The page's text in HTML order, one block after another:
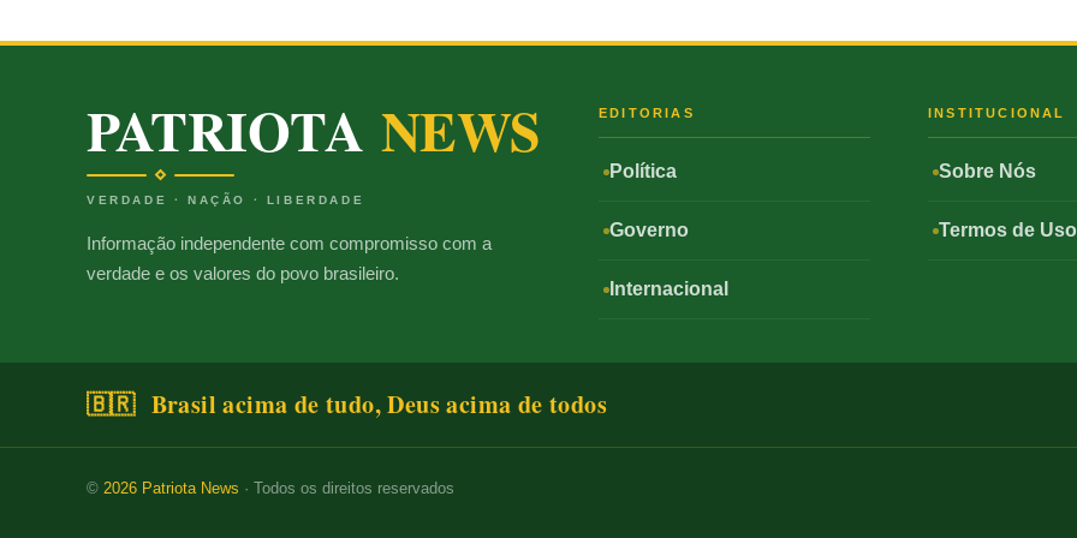
PATRIOTA NEWS
VERDADE · NAÇÃO · LIBERDADE
Informação independente com compromisso com a
verdade e os valores do povo brasileiro.
EDITORIAS
Política
Governo
Internacional
INSTITUCIONAL
Sobre Nós
Termos de Uso
🇧🇷 Brasil acima de tudo, Deus acima de todos
© 2026 Patriota News · Todos os direitos reservados